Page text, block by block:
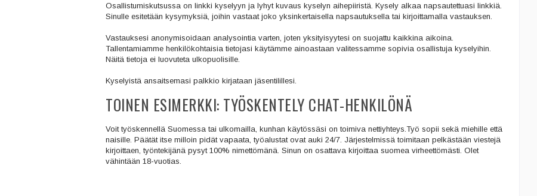
Osallistumiskutsussa on linkki kyselyyn ja lyhyt kuvaus kyselyn aihepiiristä. Kysely alkaa napsautettuasi linkkiä.
Sinulle esitetään kysymyksiä, joihin vastaat joko yksinkertaisella napsautuksella tai kirjoittamalla vastauksen.
Vastauksesi anonymisoidaan analysointia varten, joten yksityisyytesi on suojattu kaikkina aikoina.
Tallentamiamme henkilökohtaisia tietojasi käytämme ainoastaan valitessamme sopivia osallistuja kyselyihin.
Näitä tietoja ei luovuteta ulkopuolisille.
Kyselyistä ansaitsemasi palkkio kirjataan jäsentilillesi.
TOINEN ESIMERKKI: TYÖSKENTELY CHAT-HENKILÖNÄ
Voit työskennellä Suomessa tai ulkomailla, kunhan käytössäsi on toimiva nettiyhteys.Työ sopii sekä miehille että
naisille. Päätät itse milloin pidät vapaata, työalustat ovat auki 24/7. Järjestelmissä toimitaan pelkästään viestejä
kirjoittaen, työntekijänä pysyt 100% nimettömänä. Sinun on osattava kirjoittaa suomea virheettömästi. Olet
vähintään 18-vuotias.